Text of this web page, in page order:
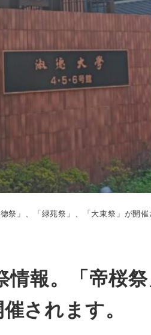
祭」、「緑苑祭」、「大東祭」が開催
情報。「帝桜
されます。